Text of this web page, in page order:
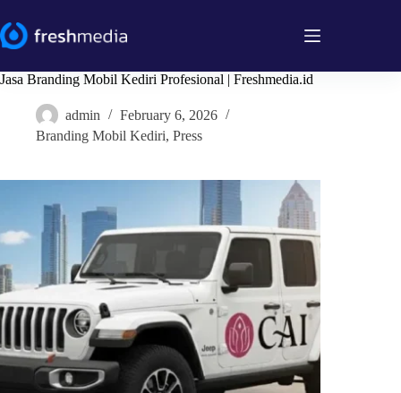
to
content
Jasa Branding Mobil Kediri Profesional | Freshmedia.id
admin
February 6, 2026
Branding Mobil Kediri, Press